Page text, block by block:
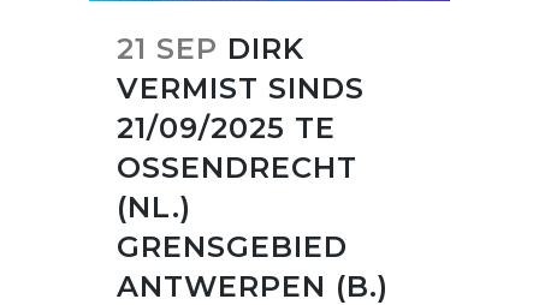
21 SEP DIRK
VERMIST SINDS
21/09/2025 TE
OSSENDRECHT
(NL.)
GRENSGEBIED
ANTWERPEN (B.)